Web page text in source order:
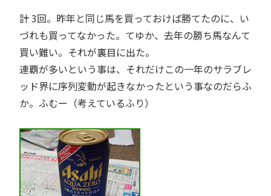
計 3回。昨年と同じ馬を買っておけば勝てたのに、い
づれも買ってなかった。てゆか、去年の勝ち馬なんて
買い難い。それが裏目に出た。
連覇が多いという事は、それだけこの一年のサラブレ
ッド界に序列変動が起きなかったという事なのだらふ
か。ふむー（考えているふり）